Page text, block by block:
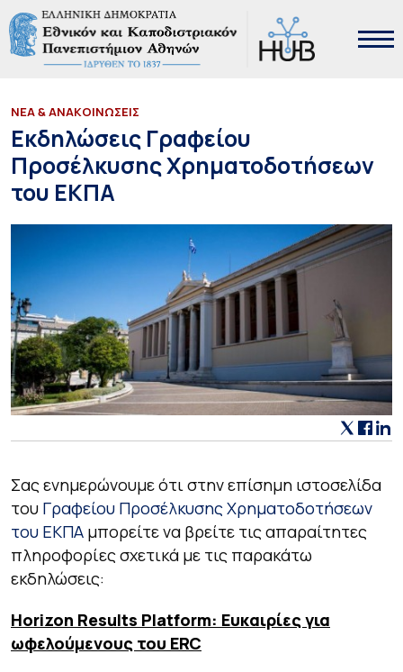
ΝΕΑ & ΑΝΑΚΟΙΝΩΣΕΙΣ
Εκδηλώσεις Γραφείου
Προσέλκυσης Χρηματοδοτήσεων
του ΕΚΠΑ
Σας ενημερώνουμε ότι στην επίσημη ιστοσελίδα
του Γραφείου Προσέλκυσης Χρηματοδοτήσεων
του ΕΚΠΑ μπορείτε να βρείτε τις απαραίτητες
πληροφορίες σχετικά με τις παρακάτω
εκδηλώσεις:
Horizon Results Platform: Ευκαιρίες για
ωφελούμενους του ERC